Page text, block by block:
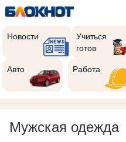
Новости
Учиться
готов
Авто Работа
Мужская одежда